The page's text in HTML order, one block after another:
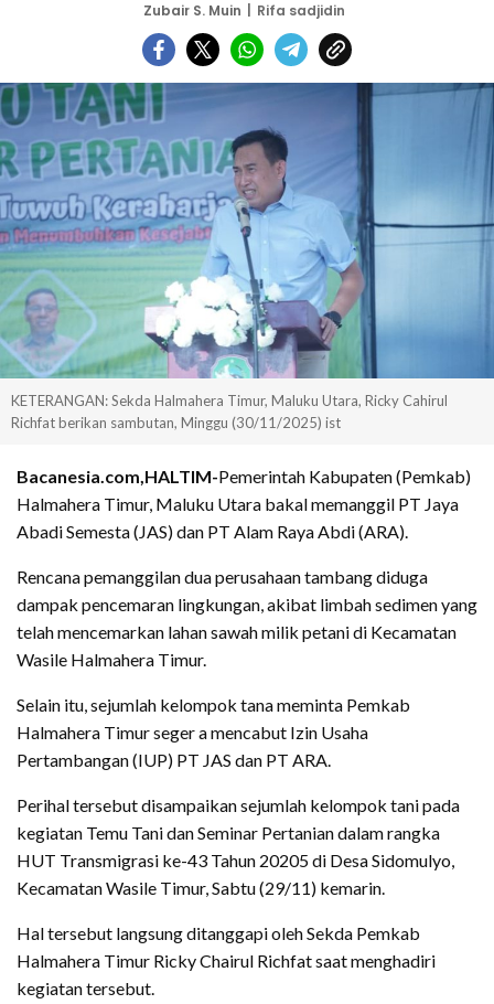
Zubair S. Muin Rifa sadjidin
KETERANGAN: Sekda Halmahera Timur, Maluku Utara, Ricky Cahirul
Richfat berikan sambutan, Minggu (30/11/2025) ist
Bacanesia.com,HALTIM-Pemerintah Kabupaten (Pemkab)
Halmahera Timur, Maluku Utara bakal memanggil PT Jaya
Abadi Semesta (JAS) dan PT Alam Raya Abdi (ARA).
Rencana pemanggilan dua perusahaan tambang diduga
dampak pencemaran lingkungan, akibat limbah sedimen yang
telah mencemarkan lahan sawah milik petani di Kecamatan
Wasile Halmahera Timur.
Selain itu, sejumlah kelompok tana meminta Pemkab
Halmahera Timur seger a mencabut Izin Usaha
Pertambangan (IUP) PT JAS dan PT ARA.
Perihal tersebut disampaikan sejumlah kelompok tani pada
kegiatan Temu Tani dan Seminar Pertanian dalam rangka
HUT Transmigrasi ke-43 Tahun 20205 di Desa Sidomulyo,
Kecamatan Wasile Timur, Sabtu (29/11) kemarin.
Hal tersebut langsung ditanggapi oleh Sekda Pemkab
Halmahera Timur Ricky Chairul Richfat saat menghadiri
kegiatan tersebut.